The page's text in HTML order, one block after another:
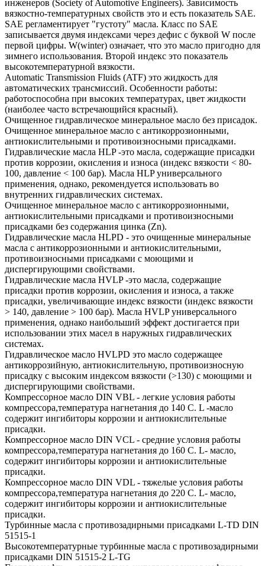
инженеров (Society of Automotive Engineers). Зависимость
вязкостно-температурных свойств это и есть показатель SAE.
SAE регламентирует "густоту" масла. Класс по SAE
записывается двумя индексами через дефис с буквой W после
первой цифры. W(winter) означает, что это масло пригодно для
зимнего использования. Второй индекс это показатель
высокотемпературной вязкости.
Automatic Transmission Fluids (ATF) это жидкость для
автоматических трансмиссий. Особенности работы:
работоспособна при высоких температурах, цвет жидкости
(наиболее часто встречающийся красный).
Очищенное гидравлическое минеральное масло без присадок.
Очищенное минеральное масло с антикоррозионными,
антиокислительными и противоизносными присадками.
Гидравлические масла HLP -это масла, содержащие присадки
против коррозии, окисления и износа (индекс вязкости < 80-
100, давление < 100 бар). Масла HLP универсального
применения, однако, рекомендуется использовать во
внутренних гидравлических системах.
Очищенное минеральное масло с антикоррозионными,
антиокислительными присадками и противоизносными
присадками без содержания цинка (Zn).
Гидравлические масла HLPD - это очищенные минеральные
масла с антикоррозионными и антиокислительными,
противоизносными присадками с моющими и
диспергирующими свойствами.
Гидравлические масла HVLP -это масла, содержащие
присадки против коррозии, окисления и износа, а также
присадки, увеличивающие индекс вязкости (индекс вязкости
> 140, давление > 100 бар). Масла HVLP универсального
применения, однако наибольший эффект достигается при
использовании этих масел в наружных гидравлических
системах.
Гидравлическое масло HVLPD это масло содержащее
антикоррозийную, антиокислительную, противоизносную
присадку с высоким индексом вязкости (>130) с моющими и
диспергирующими свойствами.
Компрессорное масло DIN VBL - легкие условия работы
компрессора,температура нагнетания до 140 С. L -масло
содержит ингибиторы коррозии и антиокислительные
присадки.
Компрессорное масло DIN VCL - средние условия работы
компрессора,температура нагнетания до 160 С. L- масло,
содержит ингибиторы коррозии и антиокислительные
присадки.
Компрессорное масло DIN VDL - тяжелые условия работы
компрессора,температура нагнетания до 220 С. L- масло,
содержит ингибиторы коррозии и антиокислительные
присадки.
Турбинные масла с противозадирными присадками L-TD DIN
51515-1
Высокотемпературные турбинные масла с противозадирными
присадками DIN 51515-2 L-TG